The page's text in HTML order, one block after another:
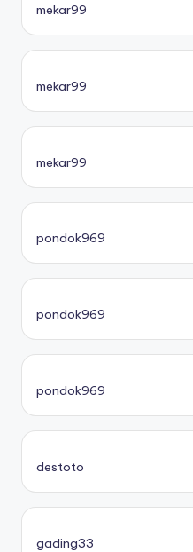
mekar99
mekar99
mekar99
pondok969
pondok969
pondok969
destoto
gading33